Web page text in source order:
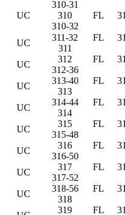
UC
310-31
310 FL
310-32
UC
311-32 FL
311
UC
312 FL
312-36
UC
313-40 FL
313
UC
314-44 FL
314
UC
315 FL
315-48
UC
316 FL
316-50
UC
317 FL
317-52
UC
318-56 FL
318
319 FL